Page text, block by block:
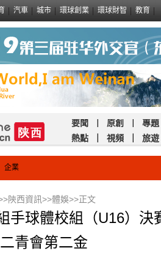
汽車 城市 環球創業 環球財智 教育
要聞 原創 專題
熱點
視頻 旅遊
企業
陝西資訊>>體娛>>正文
手球體校組（U16）決
青會第二金